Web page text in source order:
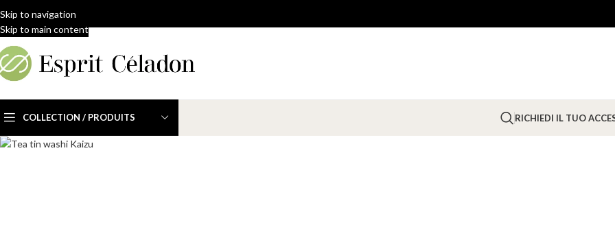
Skip to navigation
Skip to main content
COLLECTION / PRODUITS RICHIEDI IL TUO